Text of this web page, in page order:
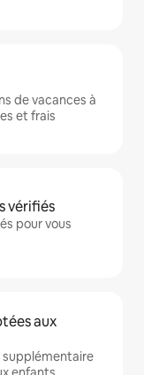
de vacances à
et frais
vérifiés
pour vous
aux
supplémentaire